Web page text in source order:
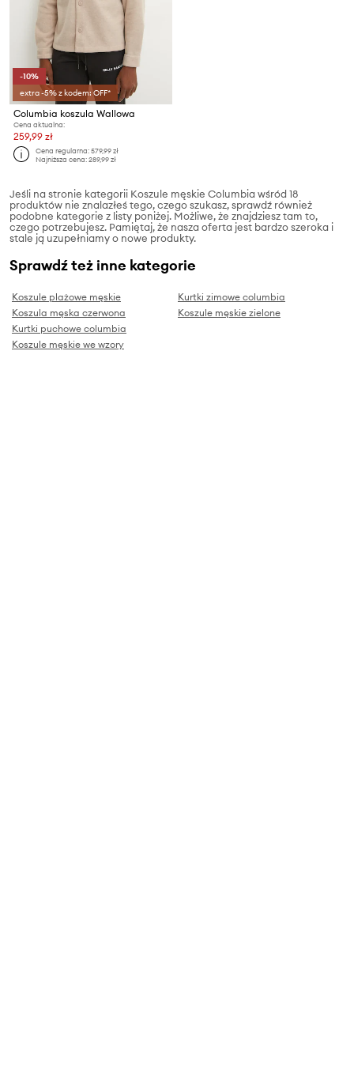
-10%
extra -5% z kodem: OFF*
Columbia koszula Wallowa
Cena aktualna:
259,99 zł
Cena regularna:579,99 zł
Najniższa cena:289,99 zł
Jeśli na stronie kategorii Koszule męskie Columbia wśród 18
produktów nie znalazłeś tego, czego szukasz, sprawdź również
podobne kategorie z listy poniżej. Możliwe, że znajdziesz tam to,
czego potrzebujesz. Pamiętaj, że nasza oferta jest bardzo szeroka i
stale ją uzupełniamy o nowe produkty.
Sprawdź też inne kategorie
Koszule plażowe męskie
Kurtki zimowe columbia
Koszula męska czerwona
Koszule męskie zielone
Kurtki puchowe columbia
Koszule męskie we wzory